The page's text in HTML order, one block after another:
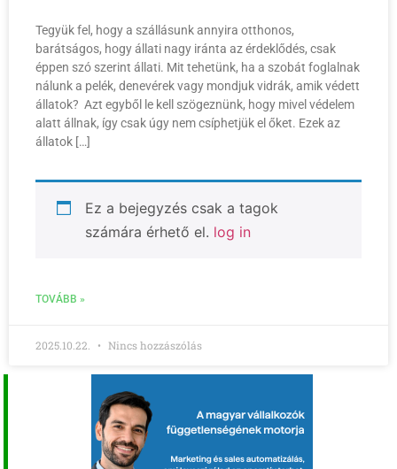
Tegyük fel, hogy a szállásunk annyira otthonos,
barátságos, hogy állati nagy iránta az érdeklődés, csak
éppen szó szerint állati. Mit tehetünk, ha a szobát foglalnak
nálunk a pelék, denevérek vagy mondjuk vidrák, amik védett
állatok? Azt egyből le kell szögeznünk, hogy mivel védelem
alatt állnak, így csak úgy nem csíphetjük el őket. Ezek az
állatok […]
Ez a bejegyzés csak a tagok
számára érhető el. log in
TOVÁBB »
2025.10.22. Nincs hozzászólás